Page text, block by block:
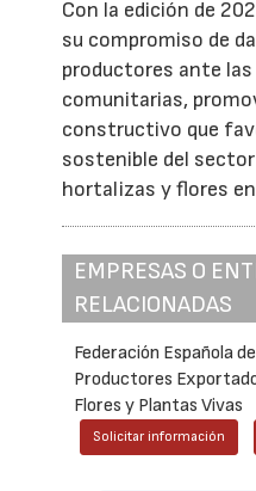
Con la edición de
su compromiso de
productores ante
comunitarias,
constructivo que
sostenible del
hortalizas y flores
EMPRESAS O
RELACIONADAS
Federación Española
Productores
Flores y Plantas Vivas
Solicitar información